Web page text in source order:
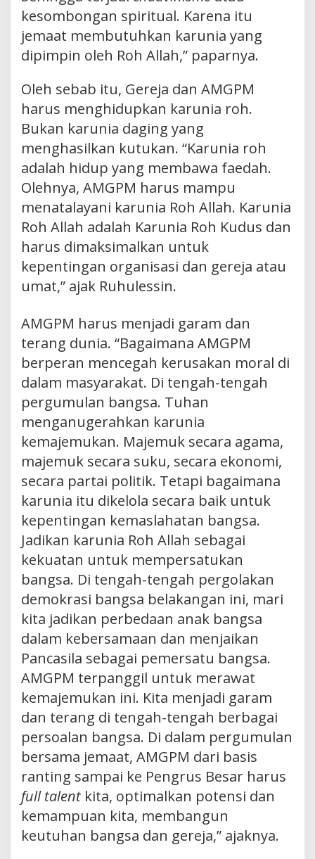
kesombongan spiritual. Karena itu
jemaat membutuhkan karunia yang
dipimpin oleh Roh Allah,” paparnya.
Oleh sebab itu, Gereja dan AMGPM
harus menghidupkan karunia roh.
Bukan karunia daging yang
menghasilkan kutukan. “Karunia roh
adalah hidup yang membawa faedah.
Olehnya, AMGPM harus mampu
menatalayani karunia Roh Allah. Karunia
Roh Allah adalah Karunia Roh Kudus dan
harus dimaksimalkan untuk
kepentingan organisasi dan gereja atau
umat,” ajak Ruhulessin.
AMGPM harus menjadi garam dan
terang dunia. “Bagaimana AMGPM
berperan mencegah kerusakan moral di
dalam masyarakat. Di tengah-tengah
pergumulan bangsa. Tuhan
menganugerahkan karunia
kemajemukan. Majemuk secara agama,
majemuk secara suku, secara ekonomi,
secara partai politik. Tetapi bagaimana
karunia itu dikelola secara baik untuk
kepentingan kemaslahatan bangsa.
Jadikan karunia Roh Allah sebagai
kekuatan untuk mempersatukan
bangsa. Di tengah-tengah pergolakan
demokrasi bangsa belakangan ini, mari
kita jadikan perbedaan anak bangsa
dalam kebersamaan dan menjaikan
Pancasila sebagai pemersatu bangsa.
AMGPM terpanggil untuk merawat
kemajemukan ini. Kita menjadi garam
dan terang di tengah-tengah berbagai
persoalan bangsa. Di dalam pergumulan
bersama jemaat, AMGPM dari basis
ranting sampai ke Pengrus Besar harus
full talent kita, optimalkan potensi dan
kemampuan kita, membangun
keutuhan bangsa dan gereja,” ajaknya.